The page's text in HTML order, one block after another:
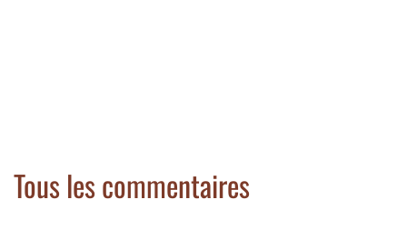
Tous les commentaires